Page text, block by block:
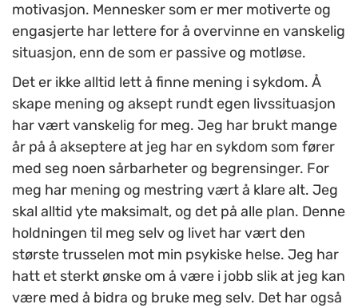
motivasjon. Mennesker som er mer motiverte og
engasjerte har lettere for å overvinne en vanskelig
situasjon, enn de som er passive og motløse.
Det er ikke alltid lett å finne mening i sykdom. Å
skape mening og aksept rundt egen livssituasjon
har vært vanskelig for meg. Jeg har brukt mange
år på å akseptere at jeg har en sykdom som fører
med seg noen sårbarheter og begrensinger. For
meg har mening og mestring vært å klare alt. Jeg
skal alltid yte maksimalt, og det på alle plan. Denne
holdningen til meg selv og livet har vært den
største trusselen mot min psykiske helse. Jeg har
hatt et sterkt ønske om å være i jobb slik at jeg kan
være med å bidra og bruke meg selv. Det har også